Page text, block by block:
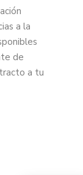
a la
de
a tu